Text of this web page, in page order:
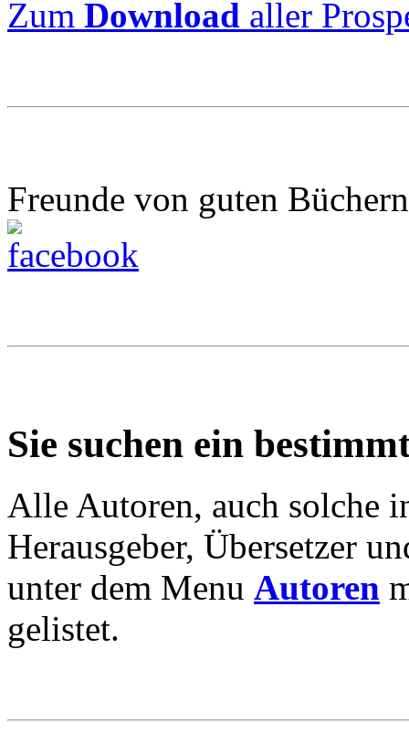
Zum Download aller
Freunde von guten
Sie suchen ein
Alle Autoren, auch solche
Herausgeber, Übersetzer
unter dem Menu Autoren
gelistet.